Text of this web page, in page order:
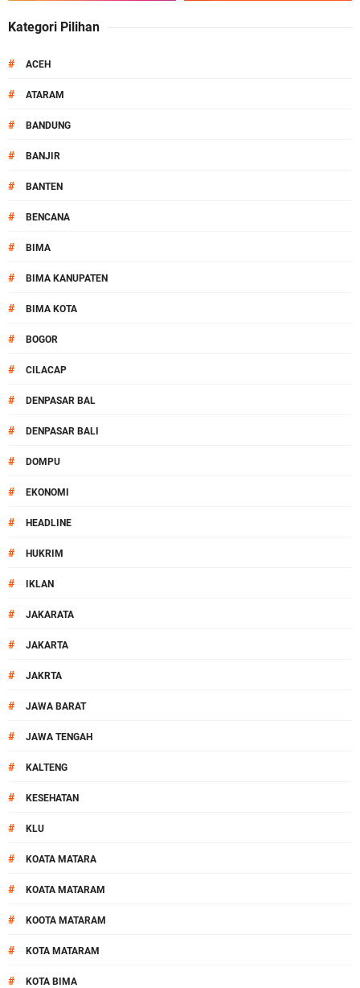
Kategori Pilihan
# ACEH
# ATARAM
# BANDUNG
# BANJIR
# BANTEN
# BENCANA
# BIMA
# BIMA KANUPATEN
# BIMA KOTA
# BOGOR
# CILACAP
# DENPASAR BAL
# DENPASAR BALI
# DOMPU
# EKONOMI
# HEADLINE
# HUKRIM
# IKLAN
# JAKARATA
# JAKARTA
# JAKRTA
# JAWA BARAT
# JAWA TENGAH
# KALTENG
# KESEHATAN
# KLU
# KOATA MATARA
# KOATA MATARAM
# KOOTA MATARAM
# KOTA MATARAM
# KOTA BIMA